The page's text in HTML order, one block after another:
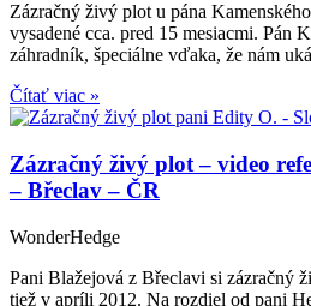
Zázračný živý plot u pána
vysadené cca. pred 15 mesiacmi. Pán
záhradník, špeciálne vďaka, že nám
Čítať viac »
Zázračný živý plot – video
– Břeclav – ČR
WonderHedge
Pani Blažejová z Břeclavi si zázračný
tiež v apríli 2012. Na rozdiel od pani